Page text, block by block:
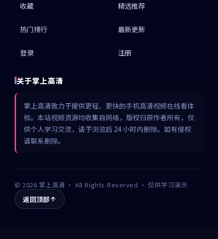
收藏 精选推荐
热门排行 最新更新
登录 注册
关于掌上高清
掌上高清致力于提供更轻、更快的手机高清视频在线看体
验。本站视频资源均收集自网络，版权归原作者所有，仅
供个人学习交流，请于浏览后 24 小时内删除。如有侵权
请联系删除。
©2026 掌上高清 · All Rights Reserved · 仅供学习演示
返回顶部